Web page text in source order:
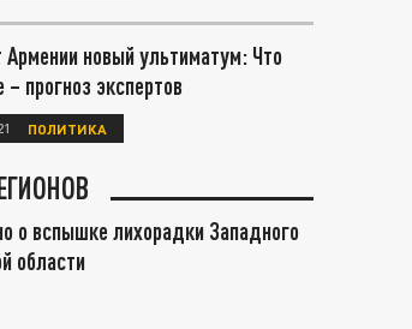
Армении новый ультиматум: Что
прогноз экспертов
ПОЛИТИКА
о вспышке лихорадки Западного
области